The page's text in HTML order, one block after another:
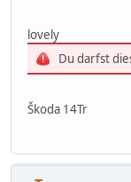
lovely
Du darfst
Škoda 14Tr